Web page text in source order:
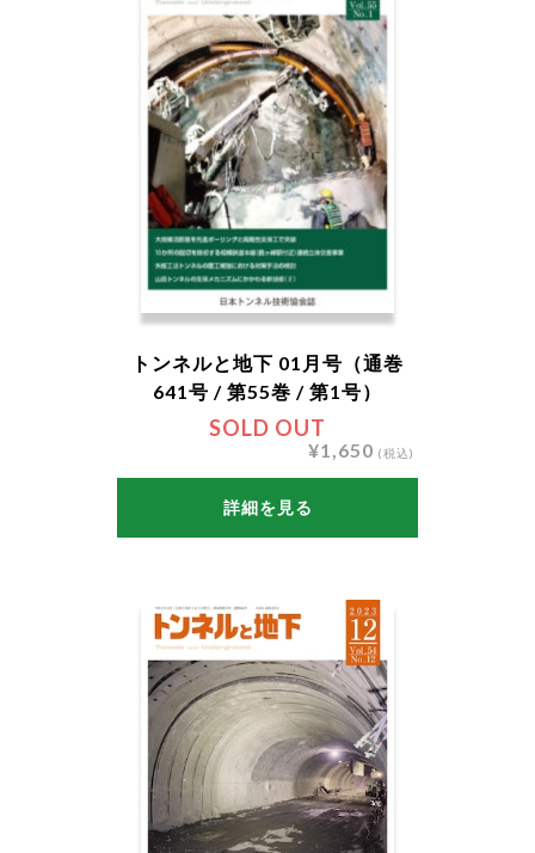
SOLD OUT
トンネルと地下 01月号（通巻
641号 / 第55巻 / 第1号）
¥1,650 (税込)
詳細を見る